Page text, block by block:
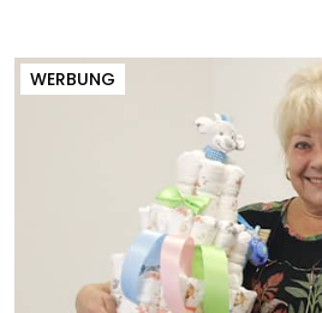
WERBUNG